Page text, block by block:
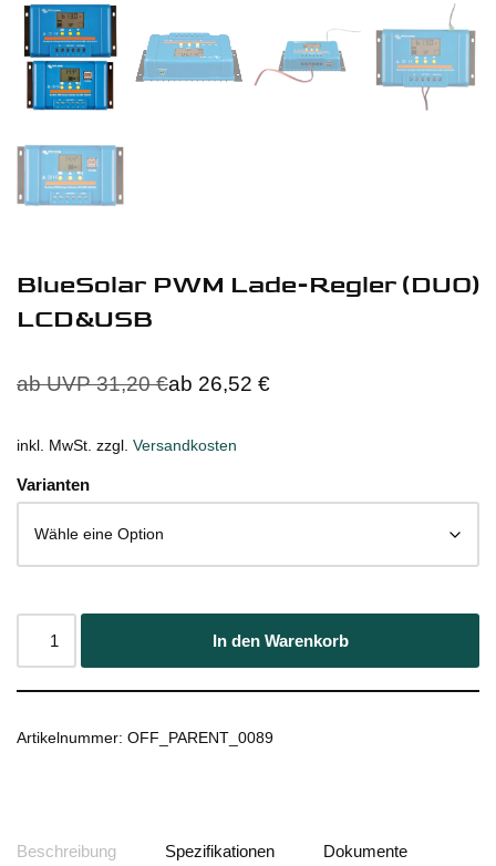
BlueSolar PWM Lade-Regler (DUO)
LCD&USB
ab UVP31,20€ab 26,52 €
inkl. MwSt. zzgl. Versandkosten
Varianten
In den Warenkorb
Artikelnummer: OFF_PARENT_0089
Beschreibung Spezifikationen Dokumente